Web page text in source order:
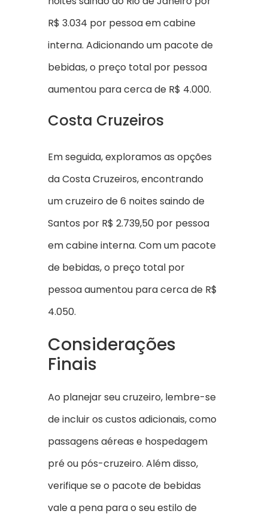
R$ 3.034 por pessoa em cabine
interna. Adicionando um pacote de
bebidas, o preço total por pessoa
aumentou para cerca de R$ 4.000.
Costa Cruzeiros
Em seguida, exploramos as opções
da Costa Cruzeiros, encontrando
um cruzeiro de 6 noites saindo de
Santos por R$ 2.739,50 por pessoa
em cabine interna. Com um pacote
de bebidas, o preço total por
pessoa aumentou para cerca de R$
4.050.
Considerações
Finais
Ao planejar seu cruzeiro, lembre-se
de incluir os custos adicionais, como
passagens aéreas e hospedagem
pré ou pós-cruzeiro. Além disso,
verifique se o pacote de bebidas
vale a pena para o seu estilo de